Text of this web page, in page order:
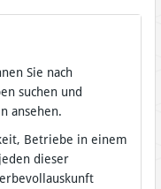
Sie nach
suchen und
ansehen.
Betriebe in einem
dieser